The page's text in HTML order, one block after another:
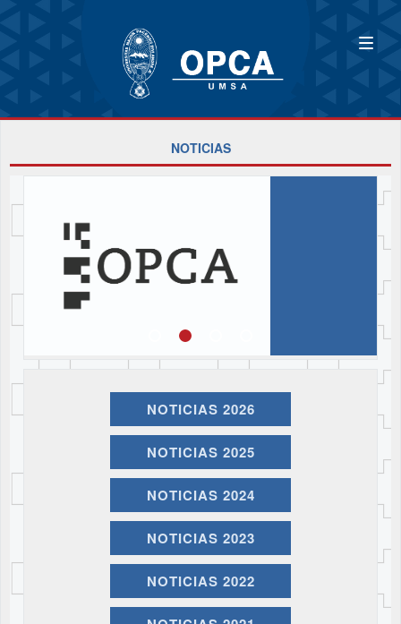
NOTICIAS
NOTICIAS 2026
NOTICIAS 2025
NOTICIAS 2024
NOTICIAS 2023
NOTICIAS 2022